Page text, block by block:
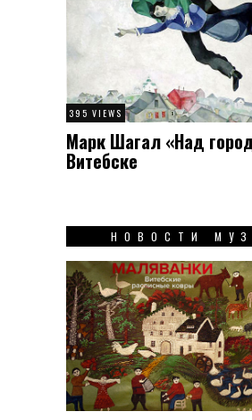
395 VIEWS
Марк Шагал «Над
Витебске
НОВОСТИ